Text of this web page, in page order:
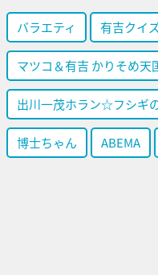
バラエティ 有吉クイ
マツコ＆有吉 かりそめ天
出川一茂ホラン☆フシギ
博士ちゃん ABEMA